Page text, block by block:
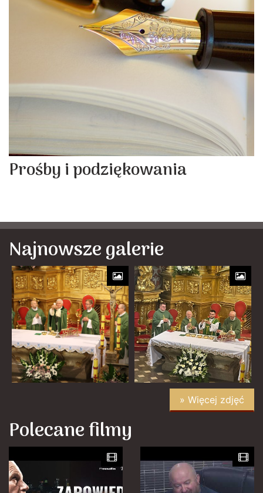
Prośby i podziękowania
Najnowsze galerie
» Więcej zdjęć
Polecane filmy